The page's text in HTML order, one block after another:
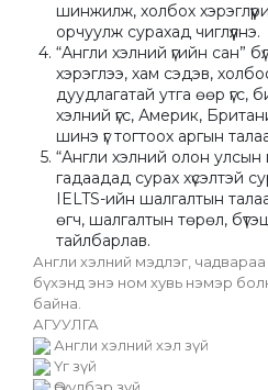
шинжилж, холбох
орчуулж сурахад чиглүүлнэ.
“Англи хэлний үгийн сан”
хэрэглээ, хам сэдэв, холбоо
дуудлагатай утга өөр үгс,
хэлний үгс, Америк,
шинэ үг тогтоох аргын
“Англи хэлний олон улсын
гадаадад сурах хүсэлтэй
IELTS-ийн шалгалтын
өгч, шалгалтын төрөл,
тайлбарлав.
Англи хэлний мэдлэг,
бүхэнд энэ ном хувь нэмэр
байна.
АГУУЛГА
Англи хэлний хэл зүй
Үг зүй
Өгүүлбэр зүй